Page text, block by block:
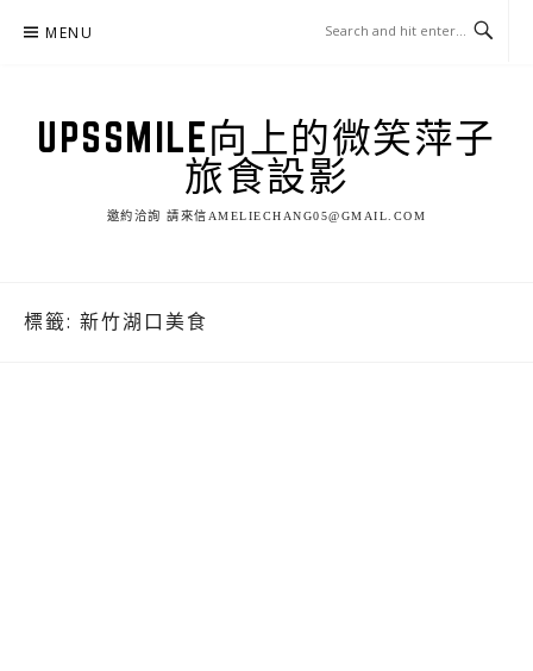
MENU
UPSSMILE向上的微笑萍子
旅食設影
邀約洽詢 請來信AMELIECHANG05@GMAIL.COM
標籤: 新竹湖口美食